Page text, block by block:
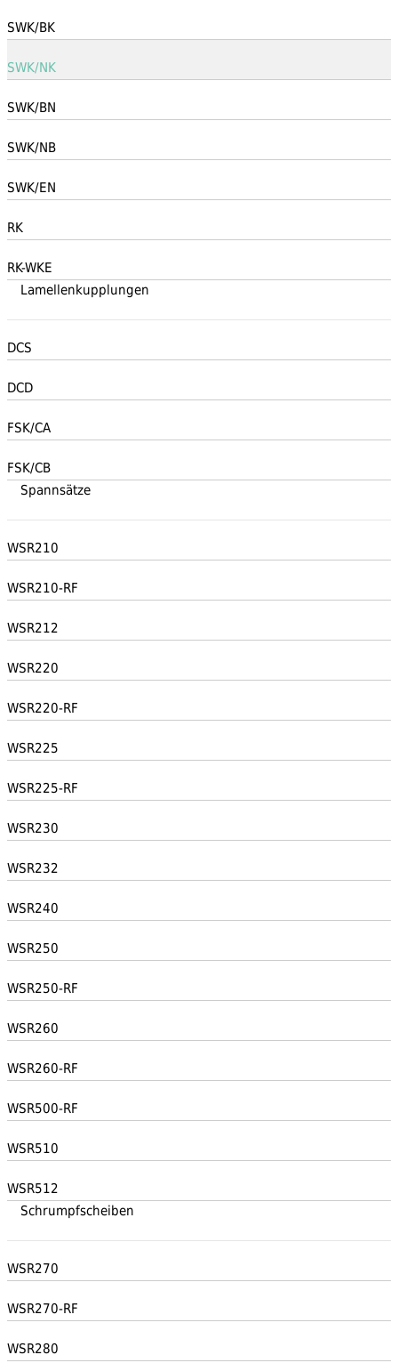
SWK/BK
SWK/NK
SWK/BN
SWK/NB
SWK/EN
RK
RK-WKE
Lamellenkupplungen
DCS
DCD
FSK/CA
FSK/CB
Spannsätze
WSR210
WSR210-RF
WSR212
WSR220
WSR220-RF
WSR225
WSR225-RF
WSR230
WSR232
WSR240
WSR250
WSR250-RF
WSR260
WSR260-RF
WSR500-RF
WSR510
WSR512
Schrumpfscheiben
WSR270
WSR270-RF
WSR280